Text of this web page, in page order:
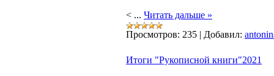
< ... Читать дальше »
Просмотров: 235 | Добавил:
Итоги "Рукописной книги"2021